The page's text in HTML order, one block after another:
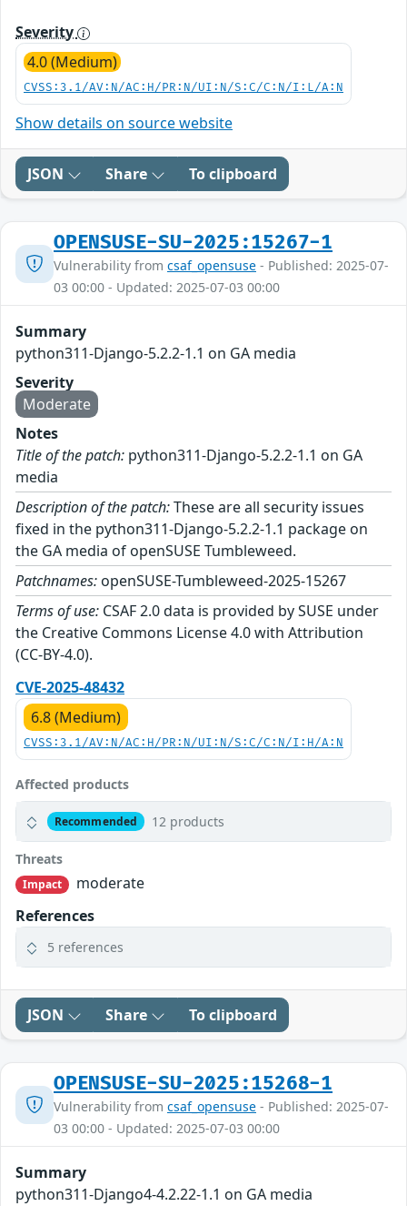
Severity
4.0 (Medium)
CVSS:3.1/AV:N/AC:H/PR:N/UI:N/S:C/C:N/I:L/A:N
Show details on source website
JSON Share To clipboard
OPENSUSE-SU-2025:15267-1
Vulnerability from csaf_opensuse - Published: 2025-07-
03 00:00 - Updated: 2025-07-03 00:00
Summary
python311-Django-5.2.2-1.1 on GA media
Severity
Moderate
Notes
Title of the patch: python311-Django-5.2.2-1.1 on GA
media
Description of the patch:These are all security issues
fixed in the python311-Django-5.2.2-1.1 package on
the GA media of openSUSE Tumbleweed.
Patchnames: openSUSE-Tumbleweed-2025-15267
Terms of use: CSAF 2.0 data is provided by SUSE under
the Creative Commons License 4.0 with Attribution
(CC-BY-4.0).
CVE-2025-48432
6.8 (Medium)
CVSS:3.1/AV:N/AC:H/PR:N/UI:N/S:C/C:N/I:H/A:N
Affected products
Recommended 12 products
Threats
Impact
moderate
References
5 references
JSON Share To clipboard
OPENSUSE-SU-2025:15268-1
Vulnerability from csaf_opensuse - Published: 2025-07-
03 00:00 - Updated: 2025-07-03 00:00
Summary
python311-Django4-4.2.22-1.1 on GA media